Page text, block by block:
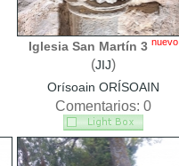
Iglesia San Martín 3 nuevo
(JIJ)
Orísoain ORÍSOAIN
Comentarios: 0